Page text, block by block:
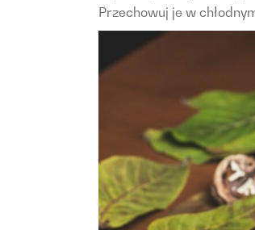
Przechowuj je w